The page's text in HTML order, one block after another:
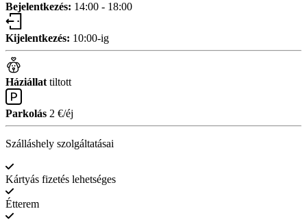
Bejelentkezés: 14:00 - 18:00
Kijelentkezés: 10:00-ig
Háziállat tiltott
Parkolás 2 €/éj
Szálláshely szolgáltatásai
Kártyás fizetés lehetséges
Étterem